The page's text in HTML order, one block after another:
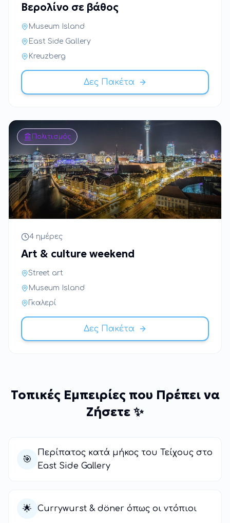
Βερολίνο σε βάθος
Museum Island
East Side Gallery
Kreuzberg
Δες Πακέτα
Πολιτισμός
4 ημέρες
Art & culture weekend
Street art
Museum Island
Γκαλερί
Δες Πακέτα
Τοπικές Εμπειρίες που Πρέπει να
Ζήσετε ✨
🎯
Περίπατος κατά μήκος του Τείχους στο
East Side Gallery
🌟 Currywurst & döner όπως οι ντόπιοι